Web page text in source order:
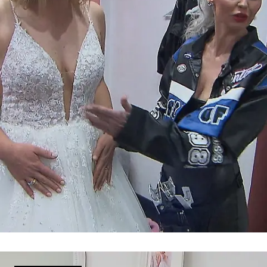
Deutsch/Türkische Hochzeit